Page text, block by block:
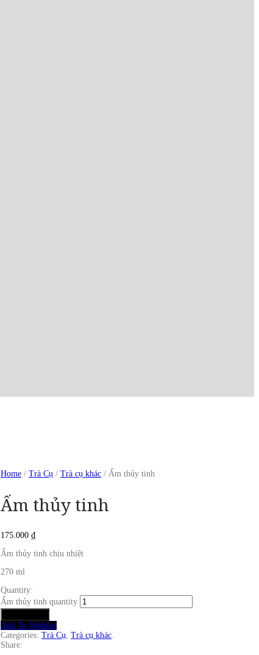
Home / Trà Cụ / Trà cụ khác / Ấm thủy tinh
Ấm thủy tinh
175.000 ₫
Ấm thủy tinh chịu nhiệt
270 ml
Quantity:
Ấm thủy tinh quantity
Add To Wishlist
Categories: Trà Cụ Trà cụ khác
Share: